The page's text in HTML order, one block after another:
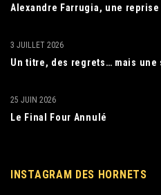
Alexandre Farrugia, une reprise
Un titre, des regrets… mais une
3 JUILLET 2026
Le Final Four Annulé
25 JUIN 2026
INSTAGRAM DES HORNETS